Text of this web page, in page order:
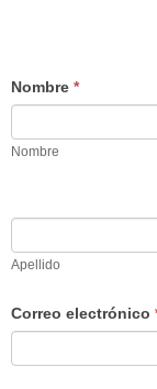
Contacto
Nombre *
Nombre
Apellido
Correo electrónico